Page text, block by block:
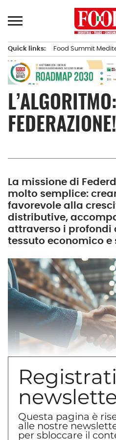
al
principale
Quick links: Food Summit
FEDERAZIONE!
La missione di
molto semplice:
favorevole alla
distributive,
attraverso i profondi
tessuto economico e
Ebbene sì, faccio
distribuzione
Questa pagina è
alle nostre
per sbloccare il